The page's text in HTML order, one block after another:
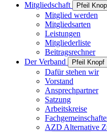
Mitgliedschaft
Pfeil
Mitglied werden
Mitgliedsarten
Leistungen
Mitgliederliste
Beitragsrechner
Der Verband
Pfeil Knopf
Dafür stehen wir
Vorstand
Ansprechpartner
Satzung
Arbeitskreise
AZD Alternative